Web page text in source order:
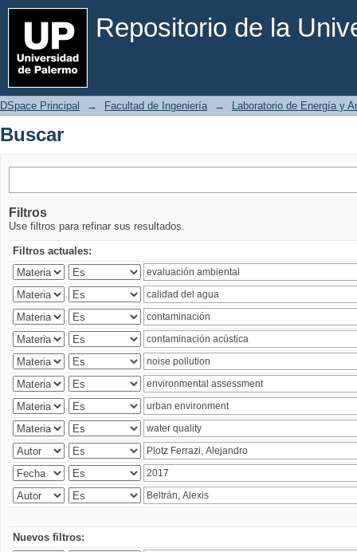
Repositorio de la
Buscar
DSpace Principal → Facultad de Ingeniería → Laboratorio de Energía y
Buscar
Filtros
Use filtros para refinar sus resultados.
Filtros actuales:
Nuevos filtros: